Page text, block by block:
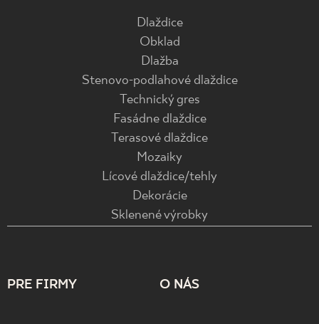
Dlaždice
Obklad
Dlažba
Stenovo-podlahové dlaždice
Technický gres
Fasádne dlaždice
Terasové dlaždice
Mozaiky
Lícové dlaždice/tehly
Dekorácie
Sklenené výrobky
PRE FIRMY O NÁS